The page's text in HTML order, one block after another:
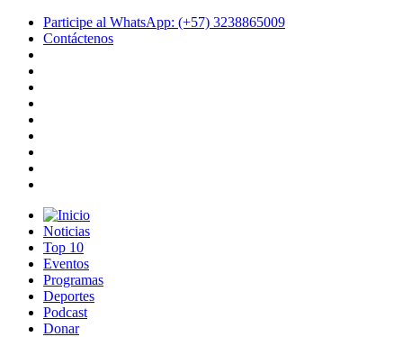
Participe al WhatsApp: (+57) 3238865009
Contáctenos
Noticias
Top 10
Eventos
Programas
Deportes
Podcast
Donar